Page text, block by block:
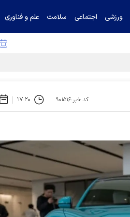
ورزشی اجتماعی سلامت علم و فناوری
کد خبر:۹۰۱۵۱۶ ۱۷:۲۰